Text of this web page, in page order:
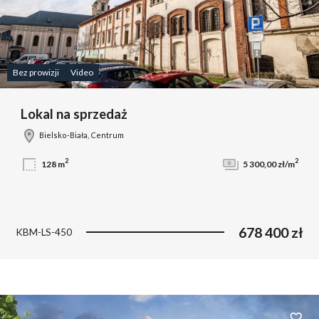
Bez prowizji Video
Lokal na sprzedaż
Bielsko-Biała, Centrum
128 m2 5 300,00 zł/m2
KBM-LS-450 678 400 zł